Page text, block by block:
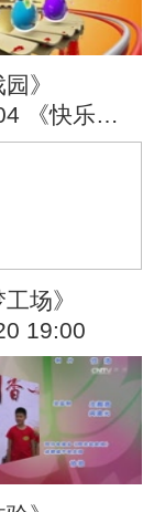
》
《快乐戏
会
场》
19:00